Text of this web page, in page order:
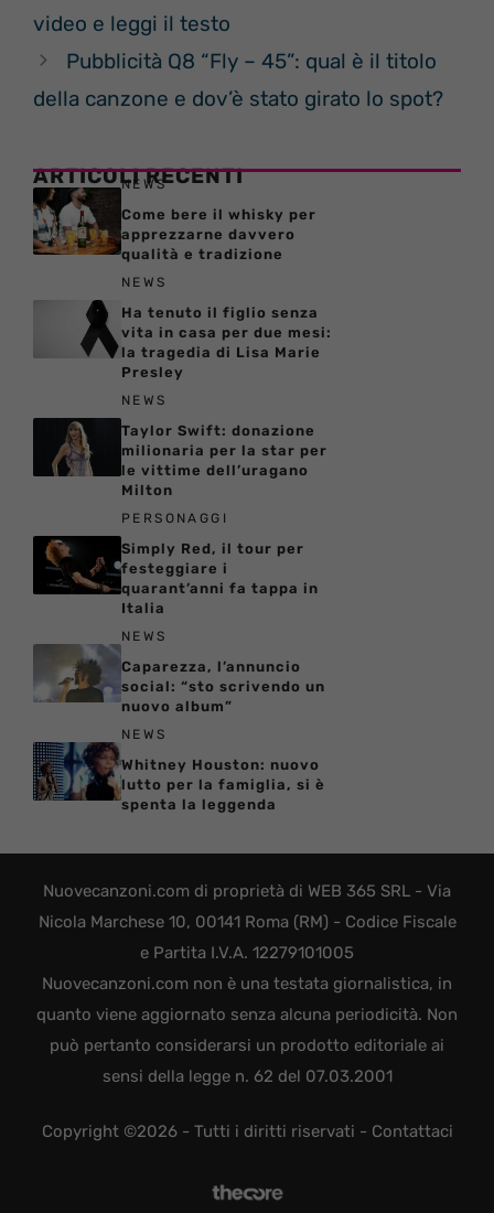
video e leggi il testo
Pubblicità Q8 “Fly – 45”: qual è il titolo
della canzone e dov’è stato girato lo spot?
ARTICOLI RECENTI
NEWS
Come bere il whisky per
apprezzarne davvero
qualità e tradizione
NEWS
Ha tenuto il figlio senza
vita in casa per due mesi:
la tragedia di Lisa Marie
Presley
NEWS
Taylor Swift: donazione
milionaria per la star per
le vittime dell’uragano
Milton
PERSONAGGI
Simply Red, il tour per
festeggiare i
quarant’anni fa tappa in
Italia
NEWS
Caparezza, l’annuncio
social: “sto scrivendo un
nuovo album”
NEWS
Whitney Houston: nuovo
lutto per la famiglia, si è
spenta la leggenda
Nuovecanzoni.com di proprietà di WEB 365 SRL - Via
Nicola Marchese 10, 00141 Roma (RM) - Codice Fiscale
e Partita I.V.A. 12279101005
Nuovecanzoni.com non è una testata giornalistica, in
quanto viene aggiornato senza alcuna periodicità. Non
può pertanto considerarsi un prodotto editoriale ai
sensi della legge n. 62 del 07.03.2001
Copyright ©2026 - Tutti i diritti riservati - Contattaci